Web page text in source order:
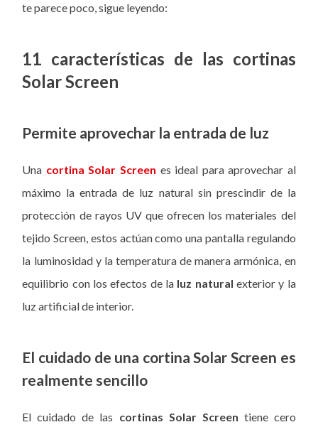
te parece poco, sigue leyendo:
11 características de las cortinas
Solar Screen
Permite aprovechar la entrada de luz
Una cortina Solar Screen es ideal para aprovechar al
máximo la entrada de luz natural sin prescindir de la
protección de rayos UV que ofrecen los materiales del
tejido Screen, estos actúan como una pantalla regulando
la luminosidad y la temperatura de manera armónica, en
equilibrio con los efectos de la luz natural exterior y la
luz artificial de interior.
El cuidado de una cortina Solar Screen es
realmente sencillo
El cuidado de las cortinas Solar Screen tiene cero